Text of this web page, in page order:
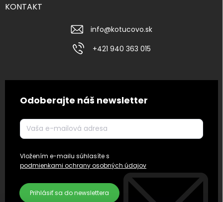
KONTAKT
info@kotucovo.sk
+421 940 363 015
Odoberajte náš newsletter
Vložením e-mailu súhlasíte s
podmienkami ochrany osobných údajov
Prihlásiť sa do newslettera